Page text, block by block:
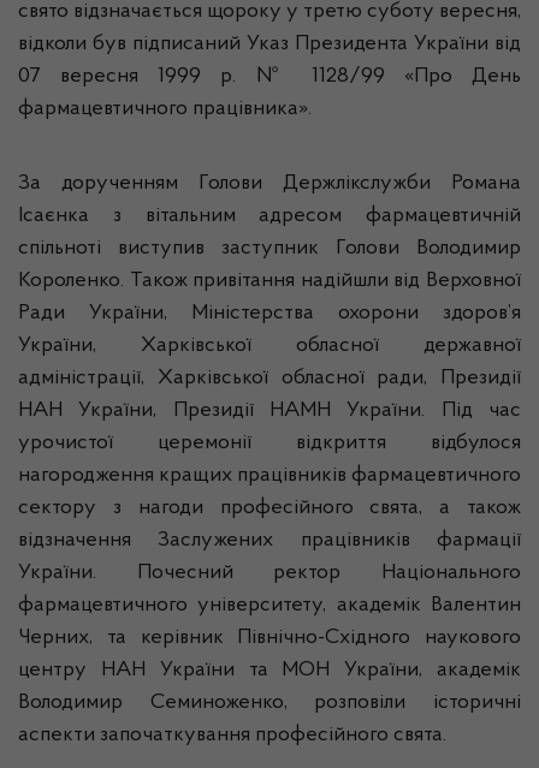
свято відзначається щороку у третю суботу вересня,
відколи був підписаний Указ Президента України від
07 вересня 1999 р. № 1128/99 «Про День
фармацевтичного працівника».
За дорученням Голови Держлікслужби Романа
Ісаєнка з вітальним адресом фармацевтичній
спільноті виступив заступник Голови Володимир
Короленко. Також привітання надійшли від Верховної
Ради України, Міністерства охорони здоров’я
України, Харківської обласної державної
адміністрації, Харківської обласної ради, Президії
НАН України, Президії НАМН України. Під час
урочистої церемонії відкриття відбулося
нагородження кращих працівників фармацевтичного
сектору з нагоди професійного свята, а також
відзначення Заслужених працівників фармації
України. Почесний ректор Національного
фармацевтичного університету, академік Валентин
Черних, та керівник Північно-Східного наукового
центру НАН України та МОН України, академік
Володимир Семиноженко, розповіли історичні
аспекти започаткування професійного свята.